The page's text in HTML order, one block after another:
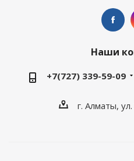
Наши
+7(727) 339-59-09
г. Алматы,